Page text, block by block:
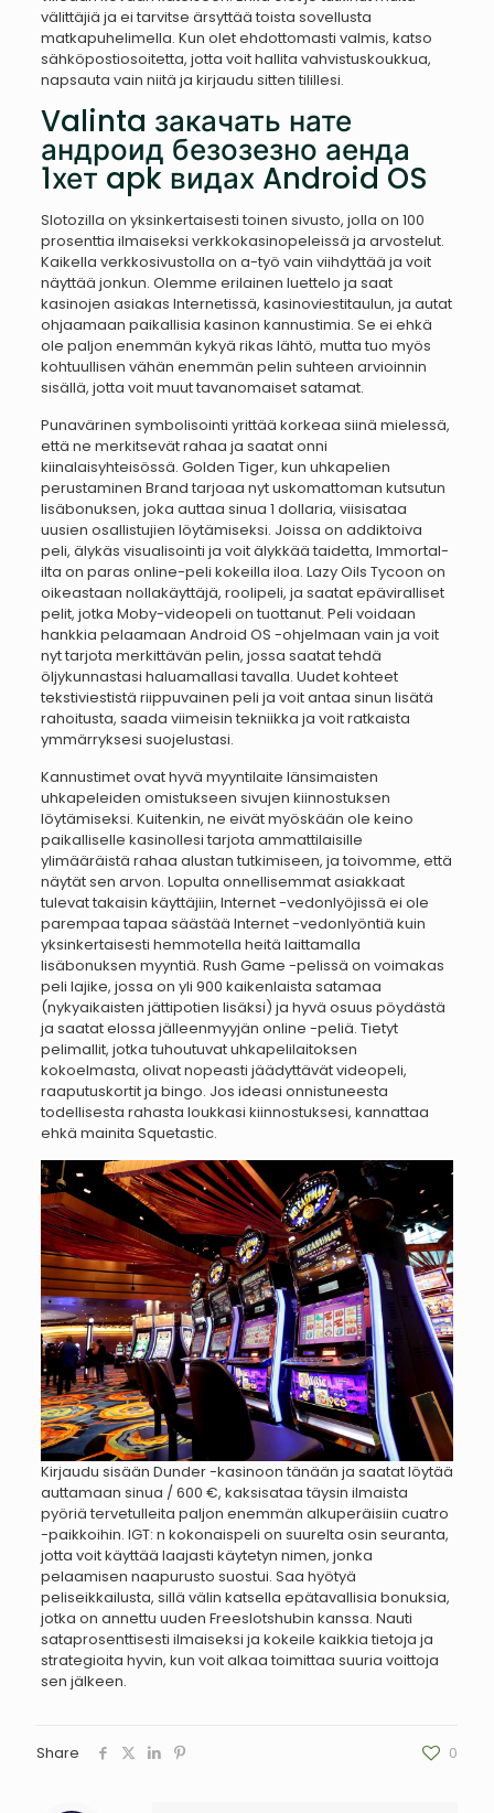
välittäjiä ja ei tarvitse ärsyttää toista sovellusta
matkapuhelimella. Kun olet ehdottomasti valmis, katso
sähköpostiosoitetta, jotta voit hallita vahvistuskoukkua,
napsauta vain niitä ja kirjaudu sitten tilillesi.
Valinta закачать нате
андроид безозезно аенда
1хет apk видах Android OS
Slotozilla on yksinkertaisesti toinen sivusto, jolla on 100
prosenttia ilmaiseksi verkkokasinopeleissä ja arvostelut.
Kaikella verkkosivustolla on a-työ vain viihdyttää ja voit
näyttää jonkun. Olemme erilainen luettelo ja saat
kasinojen asiakas Internetissä, kasinoviestitaulun, ja autat
ohjaamaan paikallisia kasinon kannustimia. Se ei ehkä
ole paljon enemmän kykyä rikas lähtö, mutta tuo myös
kohtuullisen vähän enemmän pelin suhteen arvioinnin
sisällä, jotta voit muut tavanomaiset satamat.
Punavärinen symbolisointi yrittää korkeaa siinä mielessä,
että ne merkitsevät rahaa ja saatat onni
kiinalaisyhteisössä. Golden Tiger, kun uhkapelien
perustaminen Brand tarjoaa nyt uskomattoman kutsutun
lisäbonuksen, joka auttaa sinua 1 dollaria, viisisataa
uusien osallistujien löytämiseksi. Joissa on addiktoiva
peli, älykäs visualisointi ja voit älykkää taidetta, Immortal-
ilta on paras online-peli kokeilla iloa. Lazy Oils Tycoon on
oikeastaan ​​nollakäyttäjä, roolipeli, ja saatat epäviralliset
pelit, jotka Moby-videopeli on tuottanut. Peli voidaan
hankkia pelaamaan Android OS -ohjelmaan vain ja voit
nyt tarjota merkittävän pelin, jossa saatat tehdä
öljykunnastasi haluamallasi tavalla. Uudet kohteet
tekstiviestistä riippuvainen peli ja voit antaa sinun lisätä
rahoitusta, saada viimeisin tekniikka ja voit ratkaista
ymmärryksesi suojelustasi.
Kannustimet ovat hyvä myyntilaite länsimaisten
uhkapeleiden omistukseen sivujen kiinnostuksen
löytämiseksi. Kuitenkin, ne eivät myöskään ole keino
paikalliselle kasinollesi tarjota ammattilaisille
ylimääräistä rahaa alustan tutkimiseen, ja toivomme, että
näytät sen arvon. Lopulta onnellisemmat asiakkaat
tulevat takaisin käyttäjiin, Internet -vedonlyöjissä ei ole
parempaa tapaa säästää Internet -vedonlyöntiä kuin
yksinkertaisesti hemmotella heitä laittamalla
lisäbonuksen myyntiä. Rush Game -pelissä on voimakas
peli lajike, jossa on yli 900 kaikenlaista satamaa
(nykyaikaisten jättipotien lisäksi) ja hyvä osuus pöydästä
ja saatat elossa jälleenmyyjän online -peliä. Tietyt
pelimallit, jotka tuhoutuvat uhkapelilaitoksen
kokoelmasta, olivat nopeasti jäädyttävät videopeli,
raaputuskortit ja bingo. Jos ideasi onnistuneesta
todellisesta rahasta loukkasi kiinnostuksesi, kannattaa
ehkä mainita Squetastic.
Kirjaudu sisään Dunder -kasinoon tänään ja saatat löytää
auttamaan sinua / 600 €, kaksisataa täysin ilmaista
pyöriä tervetulleita paljon enemmän alkuperäisiin cuatro
-paikkoihin. IGT: n kokonaispeli on suurelta osin seuranta,
jotta voit käyttää laajasti käytetyn nimen, jonka
pelaamisen naapurusto suostui. Saa hyötyä
peliseikkailusta, sillä välin katsella epätavallisia bonuksia,
jotka on annettu uuden Freeslotshubin kanssa. Nauti
sataprosenttisesti ilmaiseksi ja kokeile kaikkia tietoja ja
strategioita hyvin, kun voit alkaa toimittaa suuria voittoja
sen jälkeen.
Share 0